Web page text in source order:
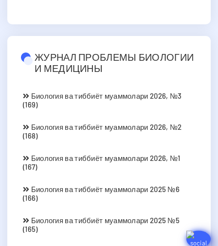
ЖУРНАЛ ПРОБЛЕМЫ БИОЛОГИИ
И МЕДИЦИНЫ
Биология ва тиббиёт муаммолари 2026, №3
(169)
Биология ва тиббиёт муаммолари 2026, №2
(168)
Биология ва тиббиёт муаммолари 2026, №1
(167)
Биология ва тиббиёт муаммолари 2025 №6
(166)
Биология ва тиббиёт муаммолари 2025 №5
(165)